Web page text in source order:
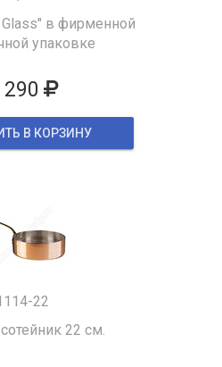
Glass" в фирменной
упаковке
290
В КОРЗИНУ
22
22 см.